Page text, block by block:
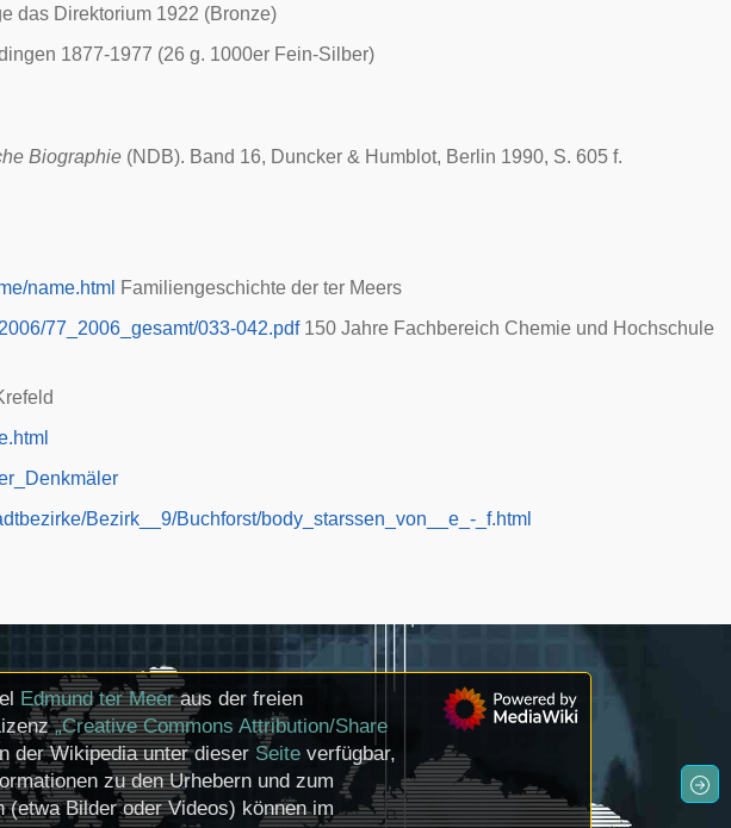
das Direktorium 1922 (Bronze)
1877-1977 (26 g. 1000er Fein-Silber)
Biographie (NDB). Band 16, Duncker & Humblot, Berlin 1990, S. 605 f.
name.html Familiengeschichte der ter Meers
77_2006_gesamt/033-042.pdf150 Jahre Fachbereich Chemie und Hochschule
Bezirk__9/Buchforst/body_starssen_von__e_-_f.html
Edmund ter Meeraus der freien
„Creative Commons Attribution/Share
der Wikipedia unter dieser Seite verfügbar,
zu den Urhebern und zum
(etwa Bilder oder Videos) können im